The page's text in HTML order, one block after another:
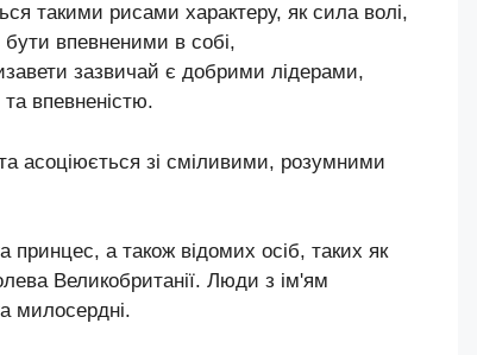
такими рисами характеру, як сила волі,
впевненими в собі,
зазвичай є добрими лідерами,
впевненістю.
асоціюється зі сміливими, розумними
принцес, а також відомих осіб, таких як
Великобританії. Люди з ім'ям
милосердні.